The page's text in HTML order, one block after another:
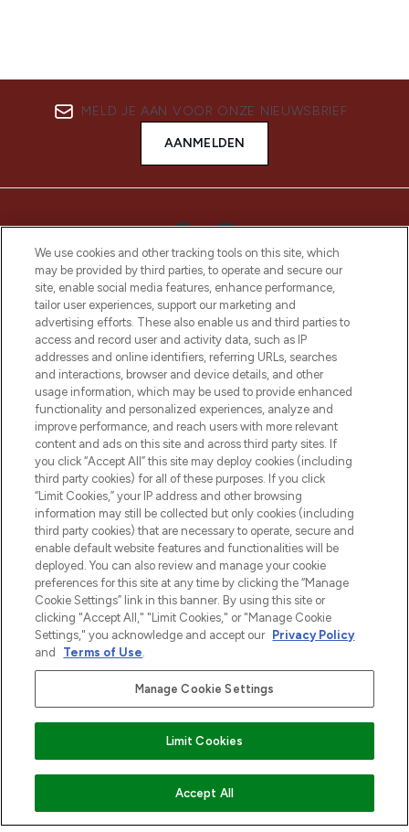
NIET OP VOORRAAD
MELD JE AAN VOOR ONZE NIEUWSBRIEF
AANMELDEN
LOOKFANTASTIC is de ultieme online
beautybestemming van Europa, met de
beste huidverzorging, haarproducten en
make-up van meer dan 200 topmerken.
Shop online of via de app, met gratis
verzending vanaf €40.
Cookie-toestemming
Do Not Sell or Share My Personal
Information
HELP & INFORMATIE
BEDRIJFSINFORMATIE
OVER LOOKFANTASTIC
We use cookies and other tracking tools on this site, which
may be provided by third parties, to operate and secure our
site, enable social media features, enhance performance,
tailor user experiences, support our marketing and
advertising efforts. These also enable us and third parties to
access and record user and activity data, such as IP
addresses and online identifiers, referring URLs, searches
and interactions, browser and device details, and other
usage information, which may be used to provide enhanced
functionality and personalized experiences, analyze and
improve performance, and reach users with more relevant
content and ads on this site and across third party sites. If
you click “Accept All” this site may deploy cookies (including
third party cookies) for all of these purposes. If you click
“Limit Cookies,” your IP address and other browsing
information may still be collected but only cookies (including
third party cookies) that are necessary to operate, secure and
enable default website features and functionalities will be
deployed. You can also review and manage your cookie
preferences for this site at any time by clicking the “Manage
Cookie Settings” link in this banner. By using this site or
clicking "Accept All," "Limit Cookies," or "Manage Cookie
Settings," you acknowledge and accept our Privacy Policy
and
Terms of Use.
Manage Cookie Settings
Limit Cookies
Accept All